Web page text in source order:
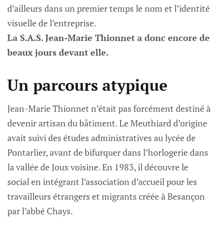
d’ailleurs dans un premier temps le nom et l’identité
visuelle de l’entreprise.
La S.A.S. Jean-Marie Thionnet a donc encore de
beaux jours devant elle.
Un parcours atypique
Jean-Marie Thionnet n’était pas forcément destiné à
devenir artisan du bâtiment. Le Meuthiard d’origine
avait suivi des études administratives au lycée de
Pontarlier, avant de bifurquer dans l’horlogerie dans
la vallée de Joux voisine. En 1983, il découvre le
social en intégrant l’association d’accueil pour les
travailleurs étrangers et migrants créée à Besançon
par l’abbé Chays.